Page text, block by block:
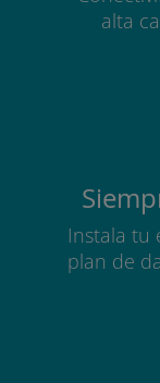
alta
Instala tu
plan de